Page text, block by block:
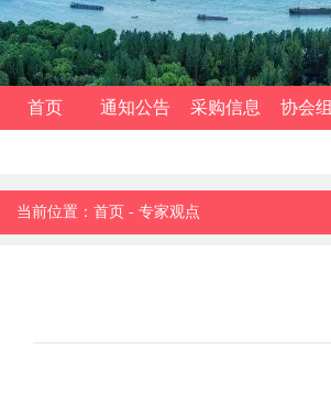
首页 通知公告 采购信息 协会
当前位置： 首页 - 专家观点